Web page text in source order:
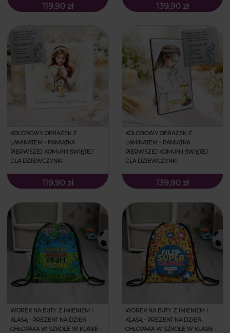
119,90 zł 139,90 zł
KOLOROWY OBRAZEK Z
LAMINATEM - PAMIĄTKA
PIERWSZEJ KOMUNII ŚWIĘTEJ
DLA DZIEWCZYNKI
119,90 zł
KOLOROWY OBRAZEK Z
LAMINATEM - PAMIĄTKA
PIERWSZEJ KOMUNII ŚWIĘTEJ
DLA DZIEWCZYNKI
139,90 zł
WOREK NA BUTY Z IMIENIEM I
KLASĄ - PREZENT NA DZIEŃ
CHŁOPAKA W SZKOLE W KLASIE -
WOREK NA BUTY Z IMIENIEM I
KLASĄ - PREZENT NA DZIEŃ
CHŁOPAKA W SZKOLE W KLASIE -